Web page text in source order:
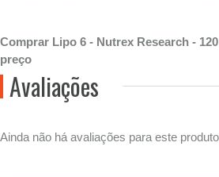
Comprar Lipo 6 - Nutrex Research -
preço
Avaliações
Ainda não há avaliações para este